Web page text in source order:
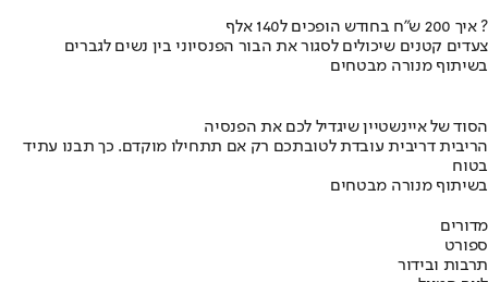
איך 200 ש"ח בחודש הופכים ל140 אלף ?
צעדים קטנים שיכולים לסגור את הבור הפנסיוני בין נשים לגברים
בשיתוף מנורה מבטחים
הסוד של איינשטיין שיגדיל לכם את הפנסיה
הריבית דריבית עובדת לטובתכם רק אם תתחילו מוקדם. כך תבנו עתיד
בטוח
בשיתוף מנורה מבטחים
מדורים
ספורט
תרבות ובידור